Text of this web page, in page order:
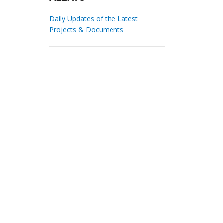
Daily Updates of the Latest
Projects & Documents